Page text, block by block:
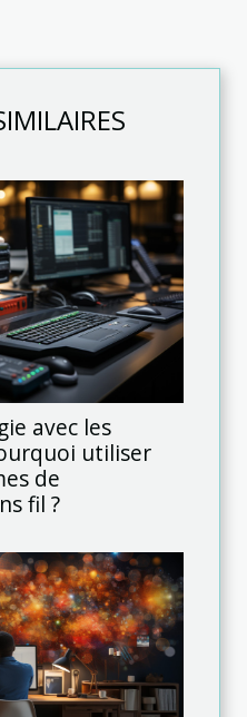
avec les
utiliser
de
fil ?